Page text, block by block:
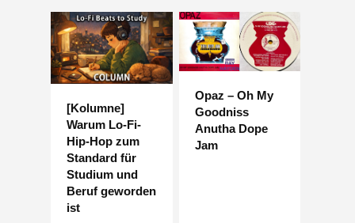
[Kolumne]
Warum Lo-Fi-
Hip-Hop zum
Standard für
Studium und
Beruf geworden
ist
Opaz – Oh My
Goodniss
Anutha Dope
Jam